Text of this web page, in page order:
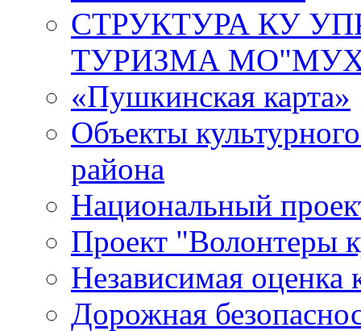
СТРУКТУРА КУ
ТУРИЗМА
«Пушкинская карта»
Объекты
района
Национальный
Проект "Волонтеры
Независимая оценка
Дорожная